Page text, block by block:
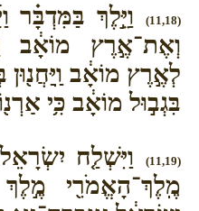
(11,18)
וַיֵּ֣לֶךְ בַּמִּדְבָּ֗ר
וְאֶת־אֶ֣רֶץ מוֹאָ֔ב
לְאֶ֣רֶץ מוֹאָ֔ב וַֽיַּחֲנ֖וּן
בִּגְב֣וּל מוֹאָ֔ב כִּ֥י
(11,19)
וַיִּשְׁלַ֤ח
מֶֽלֶךְ־הָאֱמֹרִ֖י